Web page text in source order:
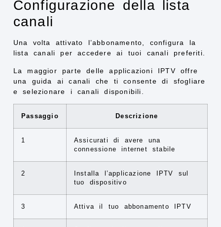
Configurazione della lista
canali
Una volta attivato l’abbonamento, configura la
lista canali per accedere ai tuoi canali preferiti.
La maggior parte delle applicazioni IPTV offre
una guida ai canali che ti consente di sfogliare
e selezionare i canali disponibili.
Passaggio Descrizione
1
Assicurati di avere una
connessione internet stabile
2
Installa l’applicazione IPTV sul
tuo dispositivo
3 Attiva il tuo abbonamento IPTV